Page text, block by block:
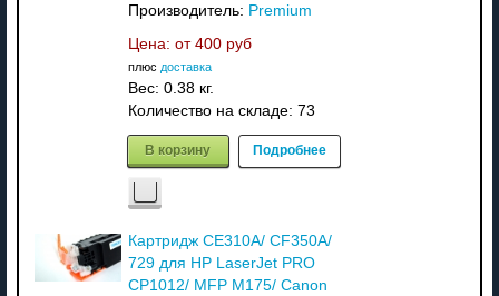
Производитель: Premium
Цена: от 400 руб
плюс доставка
Вес: 0.38 кг.
Количество на складе: 73
В корзину Подробнее
Картридж CE310A/ CF350A/
729 для HP LaserJet PRO
CP1012/ MFP M175/ Canon